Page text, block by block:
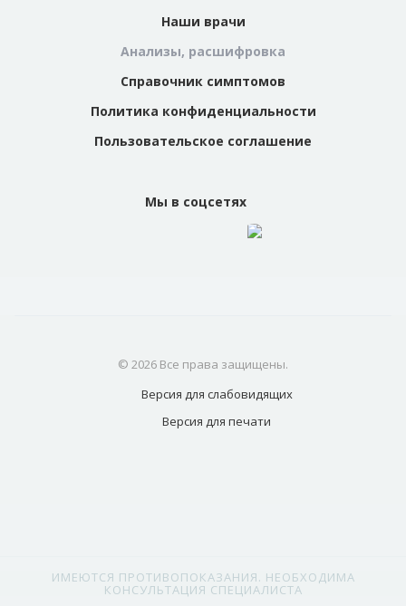
Наши врачи
Анализы, расшифровка
Справочник симптомов
Политика конфиденциальности
Пользовательское соглашение
Мы в соцсетях
© 2026 Все права защищены.
Версия для слабовидящих
Версия для печати
ИМЕЮТСЯ ПРОТИВОПОКАЗАНИЯ. НЕОБХОДИМА
КОНСУЛЬТАЦИЯ СПЕЦИАЛИСТА